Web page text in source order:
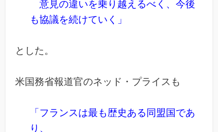
意見の違いを乗り越えるべく、今後
も協議を続けていく」
とした。
米国務省報道官のネッド・プライスも
「フランスは最も歴史ある同盟国であ
り、